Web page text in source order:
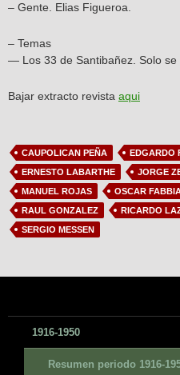
– Gente. Elias Figueroa.
– Temas
— Los 33 de Santibañez. Solo se
Bajar extracto revista aqui
CAUPOLICAN PEÑA EDGARDO
ERNESTO LABARTHE
JORGE
MANUEL ROJAS
OSCAR
RAUL GONZALEZ
RICARDO
SERGIO MESSEN
1916-1950
Resumen periodo 1916-